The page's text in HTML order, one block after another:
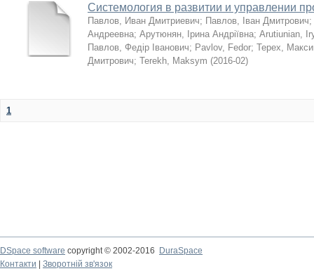
Системология в развитии и управлении
Павлов, Иван Дмитриевич; Павлов, Іван Дмитрович;
Андреевна; Арутюнян, Ірина Андріївна; Arutiunian,
Павлов, Федір Іванович; Pavlov, Fedor; Терех,
Дмитрович; Terekh, Maksym (2016-02)
1
DSpace software copyright © 2002-2016
DuraSpace
Контакти
Зворотній зв'язок